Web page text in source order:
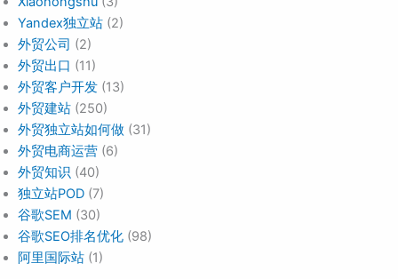
Yandex独立站 (2)
外贸公司 (2)
外贸出口 (11)
外贸客户开发 (13)
外贸建站 (250)
外贸独立站如何做 (31)
外贸电商运营 (6)
外贸知识 (40)
独立站POD (7)
谷歌SEM (30)
谷歌SEO排名优化 (98)
阿里国际站 (1)